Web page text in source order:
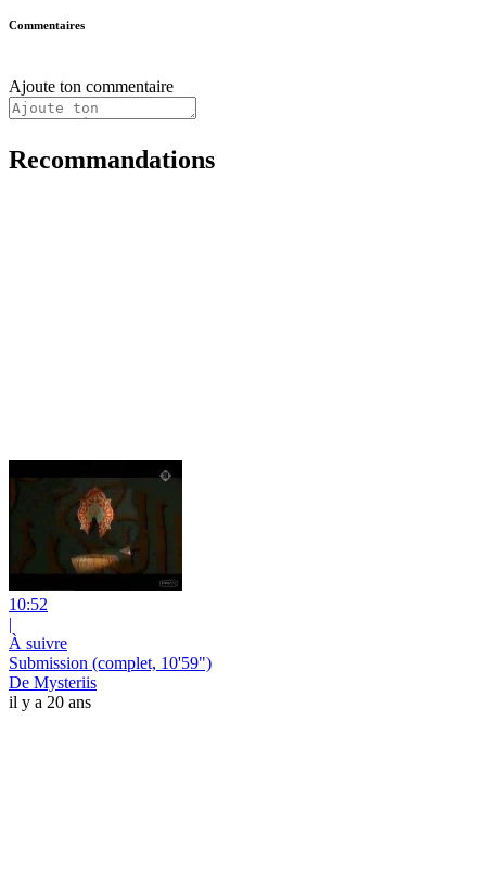
Commentaires
Ajoute ton commentaire
Recommandations
10:52
|
À suivre
Submission (complet, 10'59")
De Mysteriis
il y a 20 ans